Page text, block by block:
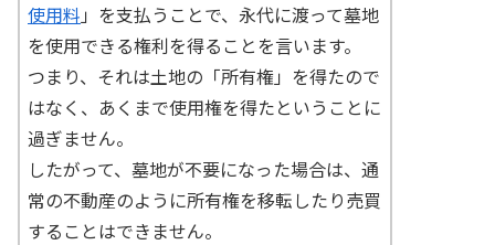
使用料 」を支払うことで、永代に渡って墓地
を使用できる権利を得ることを言います。
つまり、それは土地の「所有権」を得たので
はなく、あくまで使用権を得たということに
過ぎません。
したがって、墓地が不要になった場合は、通
常の不動産のように所有権を移転したり売買
することはできません。